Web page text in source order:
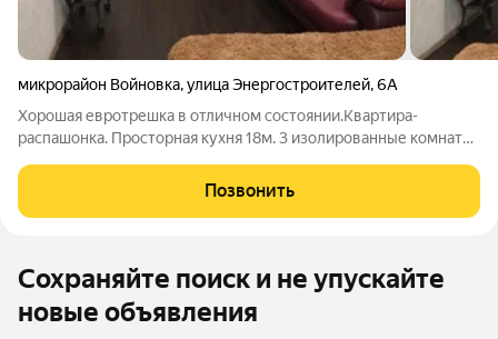
микрорайон Войновка,улица Энергостроителей,6А
Хорошая евротрешка в отличном состоянии.Квартира-
распашонка. Просторная кухня 18м. 3 изолированные комнаты
окнах Широкие подоконники Покрытие пола- кварцвинил
Теплый пол в коридоре, кухне и
Позвонить
Сохраняйте поиск и не упускайте
новые объявления